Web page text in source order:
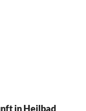
in Heilbad